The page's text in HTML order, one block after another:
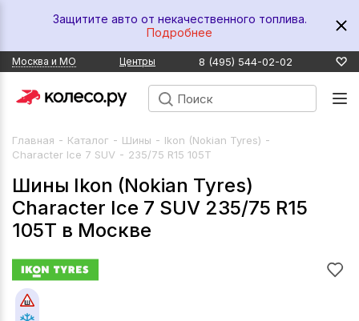
Защитите авто от некачественного топлива.
Подробнее
Москва и МО Центры 8 (495) 544-02-02
Главная - Каталог - Шины - Ikon (Nokian Tyres) -
Character Ice 7 SUV - 235/75 R15 105T
Шины Ikon (Nokian Tyres)
Character Ice 7 SUV 235/75 R15
105T в Москве